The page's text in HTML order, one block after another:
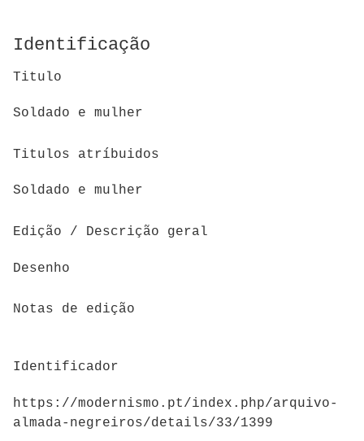
Identificação
Titulo
Soldado e mulher
Titulos atríbuidos
Soldado e mulher
Edição / Descrição geral
Desenho
Notas de edição
Identificador
https://modernismo.pt/index.php/arquivo-
almada-negreiros/details/33/1399